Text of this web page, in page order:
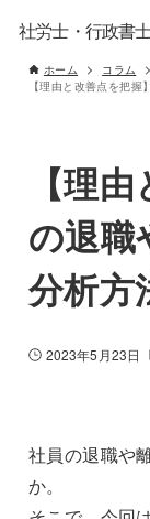
社労士・行政書
ホーム
コラム
【理由と改善点を把
【理
の退職
分析方
2023年5月23日
社員の退職や
か。